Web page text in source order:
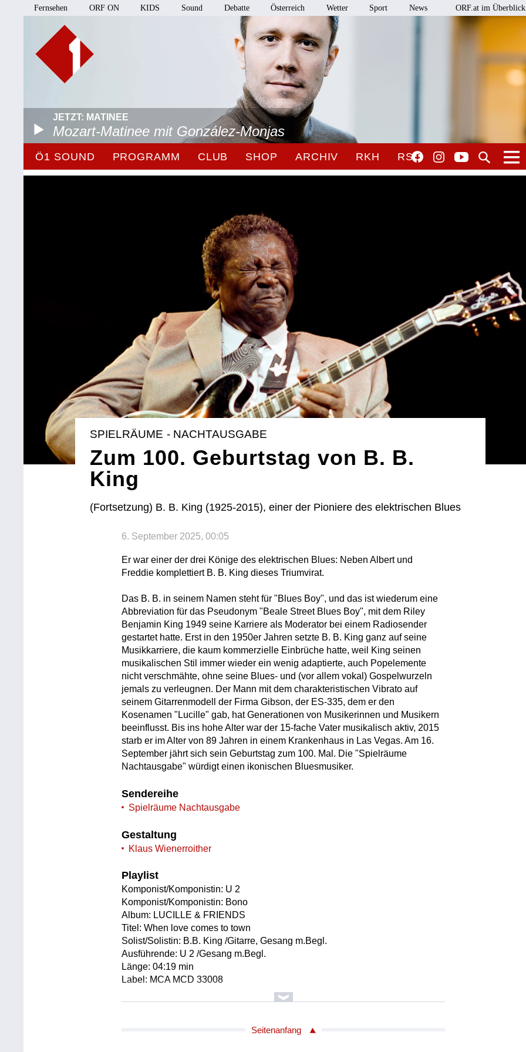
Fernsehen ORF ON KIDS Sound Debatte Österreich Wetter Sport News ORF.at im Überblick
JETZT: MATINEE
Mozart-Matinee mit González-Monjas
Ö1 SOUND PROGRAMM CLUB SHOP ARCHIV RKH RSO
SPIELRÄUME - NACHTAUSGABE
Zum 100. Geburtstag von B. B.
King
(Fortsetzung) B. B. King (1925-2015), einer der Pioniere des elektrischen Blues
6. September 2025, 00:05
Er war einer der drei Könige des elektrischen Blues: Neben Albert und
Freddie komplettiert B. B. King dieses Triumvirat.
Das B. B. in seinem Namen steht für "Blues Boy", und das ist wiederum eine
Abbreviation für das Pseudonym "Beale Street Blues Boy", mit dem Riley
Benjamin King 1949 seine Karriere als Moderator bei einem Radiosender
gestartet hatte. Erst in den 1950er Jahren setzte B. B. King ganz auf seine
Musikkarriere, die kaum kommerzielle Einbrüche hatte, weil King seinen
musikalischen Stil immer wieder ein wenig adaptierte, auch Popelemente
nicht verschmähte, ohne seine Blues- und (vor allem vokal) Gospelwurzeln
jemals zu verleugnen. Der Mann mit dem charakteristischen Vibrato auf
seinem Gitarrenmodell der Firma Gibson, der ES-335, dem er den
Kosenamen "Lucille" gab, hat Generationen von Musikerinnen und Musikern
beeinflusst. Bis ins hohe Alter war der 15-fache Vater musikalisch aktiv, 2015
starb er im Alter von 89 Jahren in einem Krankenhaus in Las Vegas. Am 16.
September jährt sich sein Geburtstag zum 100. Mal. Die "Spielräume
Nachtausgabe" würdigt einen ikonischen Bluesmusiker.
Sendereihe
Spielräume Nachtausgabe
Gestaltung
Klaus Wienerroither
Playlist
Komponist/Komponistin: U 2
Komponist/Komponistin: Bono
Album: LUCILLE & FRIENDS
Titel: When love comes to town
Solist/Solistin: B.B. King /Gitarre, Gesang m.Begl.
Ausführende: U 2 /Gesang m.Begl.
Länge: 04:19 min
Label: MCA MCD 33008
Komponist/Komponistin: B.B. King
Album: BLOWING THE FUSE - 29 R&B CLASSICS THAT ROCKED THE
Seitenanfang